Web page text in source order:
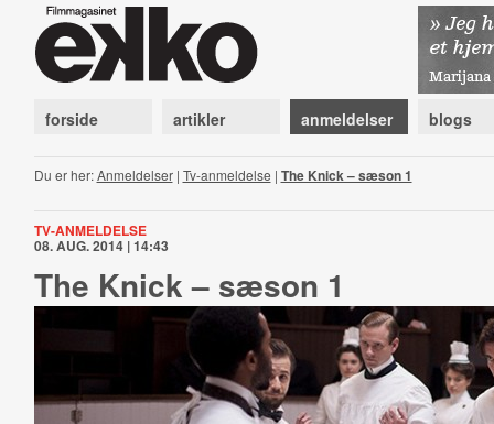
forside artikler anmeldelser blogs
Du er her:Anmeldelser| Tv-anmeldelse | The Knick – sæson 1
TV-ANMELDELSE
08. AUG. 2014 | 14:43
The Knick – sæson 1